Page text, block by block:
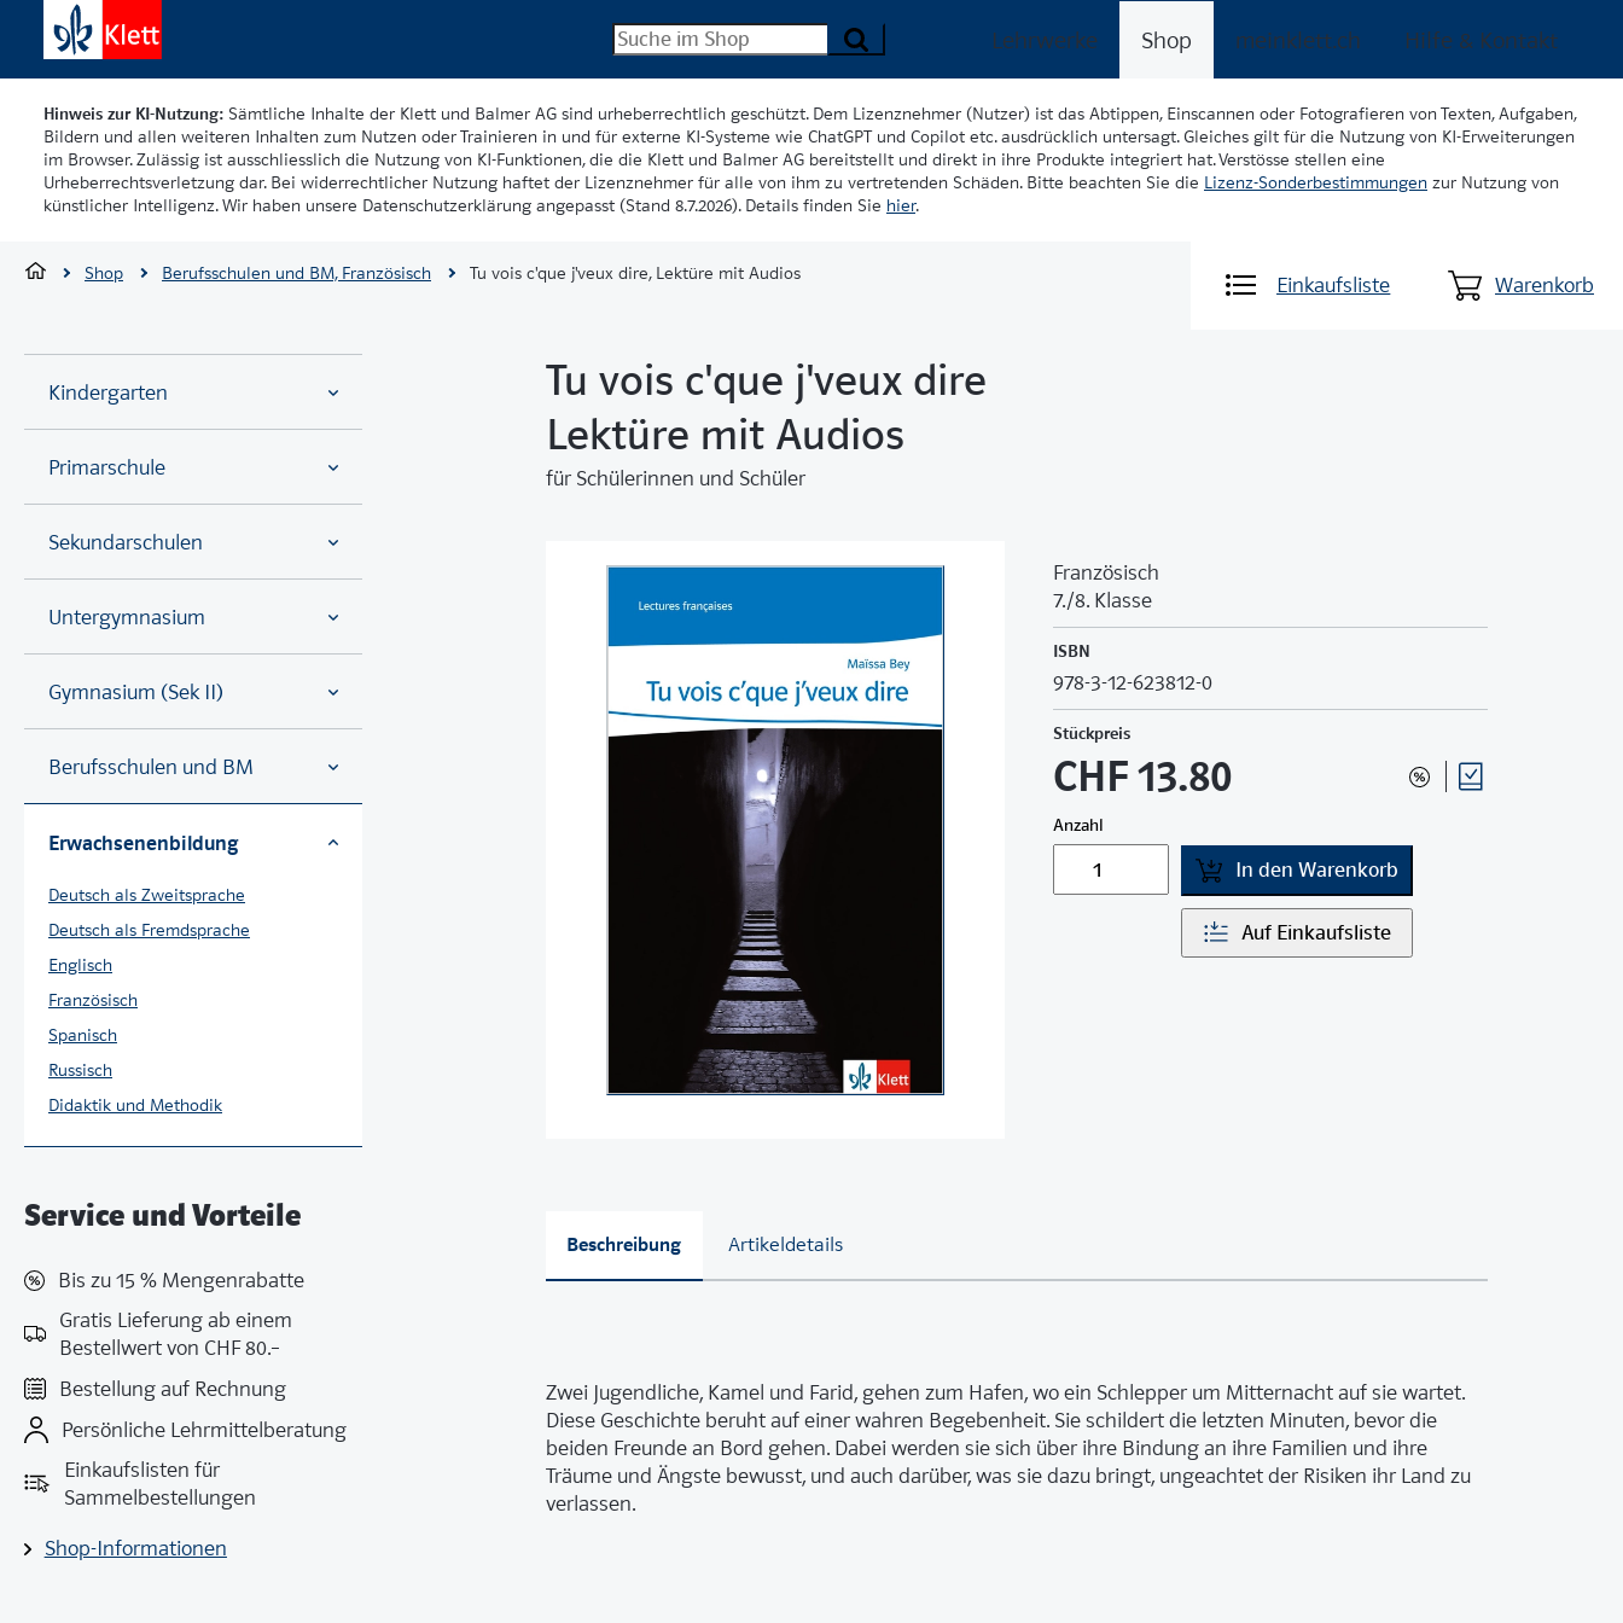
Lehrwerke Shop meinklett.ch Hilfe & Kontakt
Hinweis zur KI-Nutzung: Sämtliche Inhalte der Klett und Balmer AG sind urheberrechtlich geschützt. Dem Lizenznehmer (Nutzer) ist das Abtippen, Einscannen oder Fotografieren von Texten, Aufgaben,
Bildern und allen weiteren Inhalten zum Nutzen oder Trainieren in und für externe KI-Systeme wie ChatGPT und Copilot etc. ausdrücklich untersagt. Gleiches gilt für die Nutzung von KI-Erweiterungen
im Browser. Zulässig ist ausschliesslich die Nutzung von KI-Funktionen, die die Klett und Balmer AG bereitstellt und direkt in ihre Produkte integriert hat. Verstösse stellen eine
Urheberrechtsverletzung dar. Bei widerrechtlicher Nutzung haftet der Lizenznehmer für alle von ihm zu vertretenden Schäden. Bitte beachten Sie die Lizenz-Sonderbestimmungen zur Nutzung von
künstlicher Intelligenz. Wir haben unsere Datenschutzerklärung angepasst (Stand 8.7.2026). Details finden Sie hier.
Einkaufsliste Warenkorb
Shop Berufsschulen und BM, Französisch Tu vois c'que j'veux dire, Lektüre mit Audios
Kindergarten
Primarschule
Sekundarschulen
Untergymnasium
Gymnasium (Sek II)
Berufsschulen und BM
Erwachsenenbildung
Deutsch als Zweitsprache
Deutsch als Fremdsprache
Englisch
Französisch
Spanisch
Russisch
Didaktik und Methodik
Service und Vorteile
Bis zu 15 % Mengenrabatte
Gratis Lieferung ab einem
Bestellwert von CHF 80.–
Bestellung auf Rechnung
Persönliche Lehrmittelberatung
Einkaufslisten für
Sammelbestellungen
Shop-Informationen
Tu vois c'que j'veux dire
Lektüre mit Audios
für Schülerinnen und Schüler
Französisch
7./8. Klasse
ISBN
978-3-12-623812-0
Stückpreis
CHF 13.80
Anzahl
In den Warenkorb
Auf Einkaufsliste
Beschreibung Artikeldetails
Zwei Jugendliche, Kamel und Farid, gehen zum Hafen, wo ein Schlepper um Mitternacht auf sie wartet.
Diese Geschichte beruht auf einer wahren Begebenheit. Sie schildert die letzten Minuten, bevor die
beiden Freunde an Bord gehen. Dabei werden sie sich über ihre Bindung an ihre Familien und ihre
Träume und Ängste bewusst, und auch darüber, was sie dazu bringt, ungeachtet der Risiken ihr Land zu
verlassen.